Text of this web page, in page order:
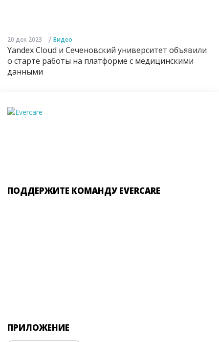
20 дек 2023 / Видео
Yandex Cloud и Сеченовский университет объявили
о старте работы на платформе с медицинскими
данными
ПОДДЕРЖИТЕ КОМАНДУ EVERCARE
ПРИЛОЖЕНИЕ